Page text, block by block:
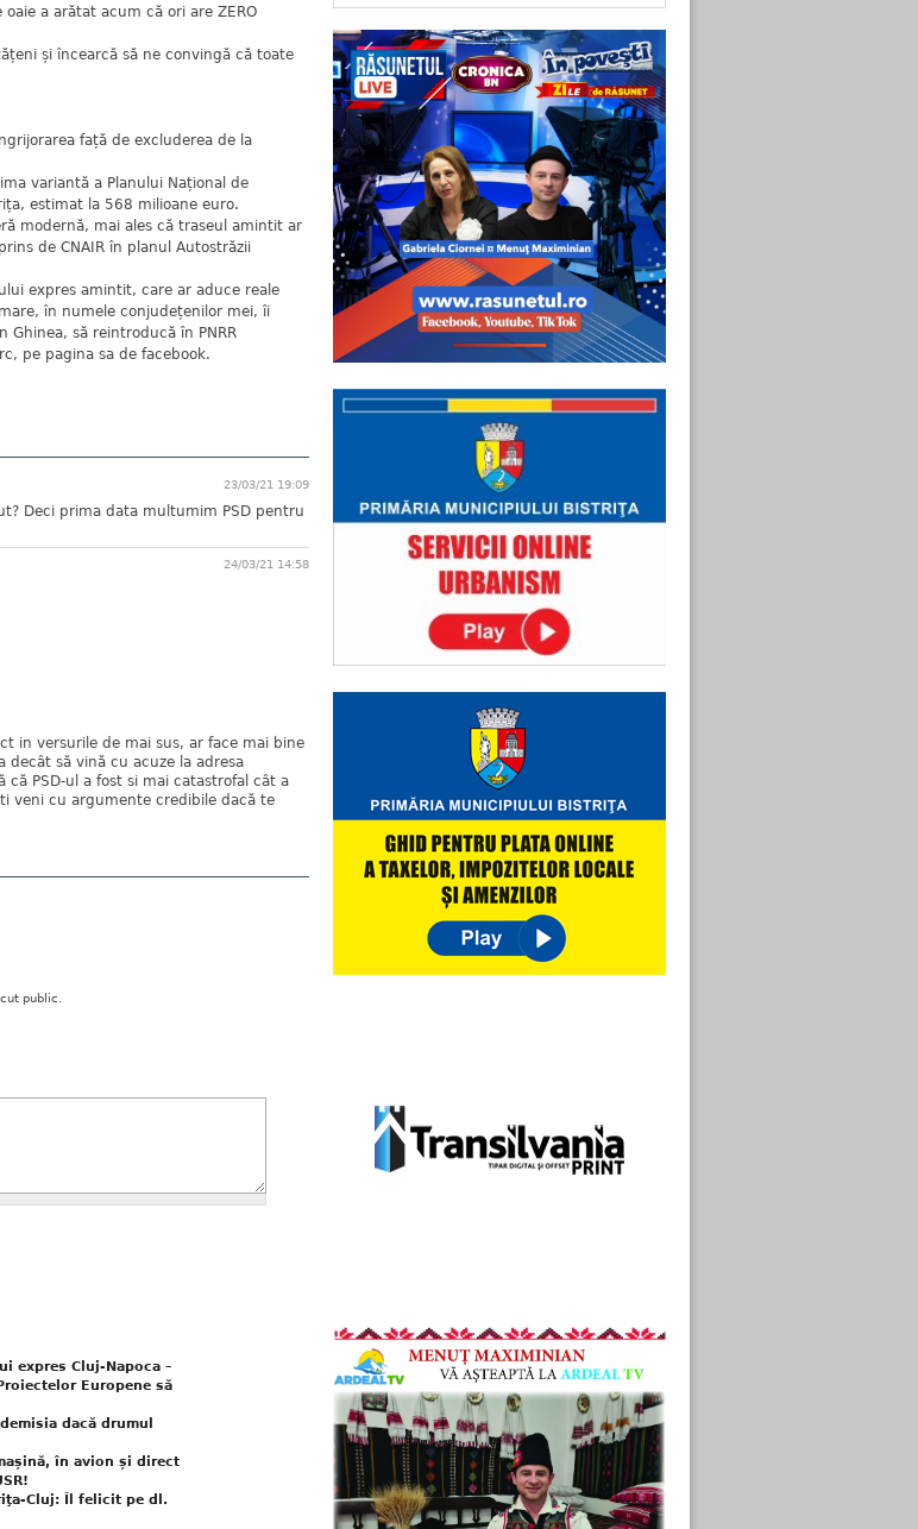
a arătat acum că ori are ZERO
și încearcă să ne convingă că toate
față de excluderea de la
variantă a Planului Național de
estimat la 568 milioane euro.
modernă, mai ales că traseul amintit ar
de CNAIR în planul Autostrăzii
expres amintit, care ar aduce reale
în numele conjudețenilor mei, îi
să reintroducă în PNRR
pe pagina sa de facebook.
23/03/21 19:09
Deci prima data multumim PSD pentru
24/03/21 14:58
in versurile de mai sus, ar face mai bine
să vină cu acuze la adresa
PSD-ul a fost si mai catastrofal cât a
veni cu argumente credibile dacă te
public.
expres Cluj-Napoca –
Europene să
dacă drumul
în avion și direct
Cluj: Îl felicit pe dl.